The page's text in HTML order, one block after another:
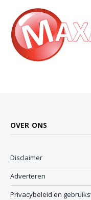
OVER ONS
Disclaimer
Adverteren
Privacybeleid en